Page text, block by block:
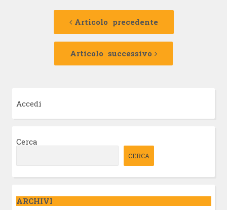
Navigazione
Articolo precedente
Articolo
Articolo successivo
Articolo
Accedi
Cerca
CERCA
ARCHIVI